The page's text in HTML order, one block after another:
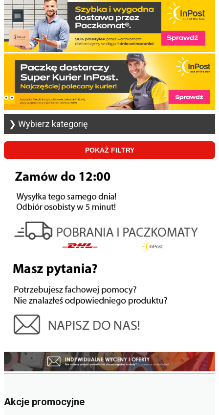
❯ Wybierz kategorię
POKAŻ FILTRY
Akcje promocyjne